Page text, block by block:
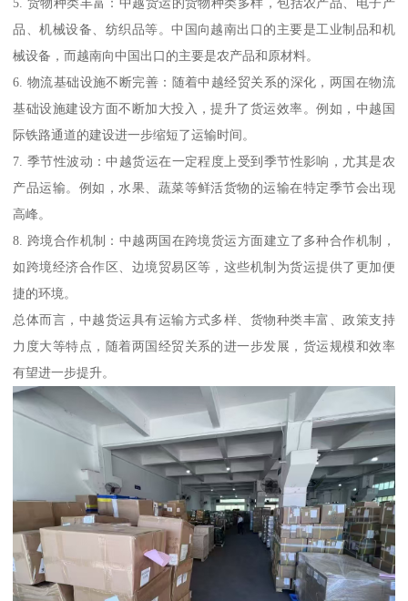
5. 货物种类丰富：中越货运的货物种类多样，包括农产品、电子产
品、机械设备、纺织品等。中国向越南出口的主要是工业制品和机
械设备，而越南向中国出口的主要是农产品和原材料。
6. 物流基础设施不断完善：随着中越经贸关系的深化，两国在物流
基础设施建设方面不断加大投入，提升了货运效率。例如，中越国
际铁路通道的建设进一步缩短了运输时间。
7. 季节性波动：中越货运在一定程度上受到季节性影响，尤其是农
产品运输。例如，水果、蔬菜等鲜活货物的运输在特定季节会出现
高峰。
8. 跨境合作机制：中越两国在跨境货运方面建立了多种合作机制，
如跨境经济合作区、边境贸易区等，这些机制为货运提供了更加便
捷的环境。
总体而言，中越货运具有运输方式多样、货物种类丰富、政策支持
力度大等特点，随着两国经贸关系的进一步发展，货运规模和效率
有望进一步提升。